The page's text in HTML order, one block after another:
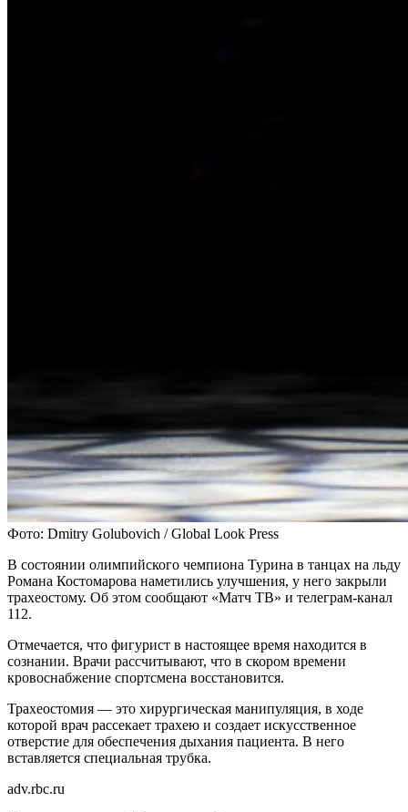
Фото: Dmitry Golubovich / Global Look Press
В состоянии олимпийского чемпиона Турина в танцах на льду
Романа Костомарова наметились улучшения, у него закрыли
трахеостому. Об этом сообщают «Матч ТВ» и телеграм-канал
112.
Отмечается, что фигурист в настоящее время находится в
сознании. Врачи рассчитывают, что в скором времени
кровоснабжение спортсмена восстановится.
Трахеостомия — это хирургическая манипуляция, в ходе
которой врач рассекает трахею и создает искусственное
отверстие для обеспечения дыхания пациента. В него
вставляется специальная трубка.
adv.rbc.ru